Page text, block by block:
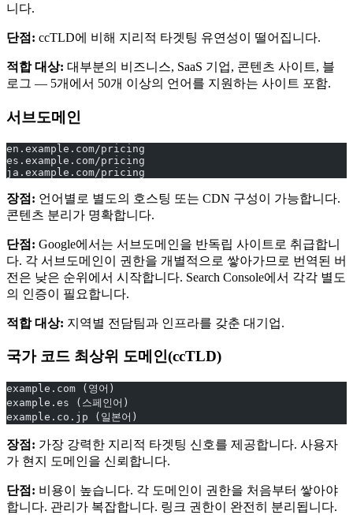
니다.
단점: ccTLD에 비해 지리적 타겟팅 유연성이 떨어집니다.
적합 대상: 대부분의 비즈니스, SaaS 기업, 콘텐츠 사이트, 블
로그 — 5개에서 50개 이상의 언어를 지원하는 사이트 포함.
서브도메인
en.example.com/pricing
es.example.com/pricing
ja.example.com/pricing
장점: 언어별로 별도의 호스팅 또는 CDN 구성이 가능합니다.
콘텐츠 분리가 명확합니다.
단점: Google에서는 서브도메인을 반독립 사이트로 취급합니
다. 각 서브도메인이 권한을 개별적으로 쌓아가므로 번역된 버
전은 낮은 순위에서 시작합니다. Search Console에서 각각 별도
의 인증이 필요합니다.
적합 대상: 지역별 전담팀과 인프라를 갖춘 대기업.
국가 코드 최상위 도메인(ccTLD)
example.com (영어)
example.es (스페인어)
example.co.jp (일본어)
장점: 가장 강력한 지리적 타겟팅 신호를 제공합니다. 사용자
가 현지 도메인을 신뢰합니다.
단점: 비용이 높습니다. 각 도메인이 권한을 처음부터 쌓아야
합니다. 관리가 복잡합니다. 링크 권한이 완전히 분리됩니다.